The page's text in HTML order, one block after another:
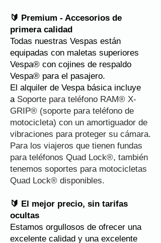
🔰 Premium - Accesorios de
primera calidad
Todas nuestras Vespas están
equipadas con maletas superiores
Vespa® con cojines de respaldo
Vespa® para el pasajero.
El alquiler de Vespa básica incluye
a Soporte para teléfono RAM® X-
GRIP® (soporte para teléfono de
motocicleta) con un amortiguador de
vibraciones para proteger su cámara.
Para los viajeros que tienen fundas
para teléfonos Quad Lock®, también
tenemos soportes para motocicletas
Quad Lock® disponibles.
🔰 El mejor precio, sin tarifas
ocultas
Estamos orgullosos de ofrecer una
excelente calidad y una excelente